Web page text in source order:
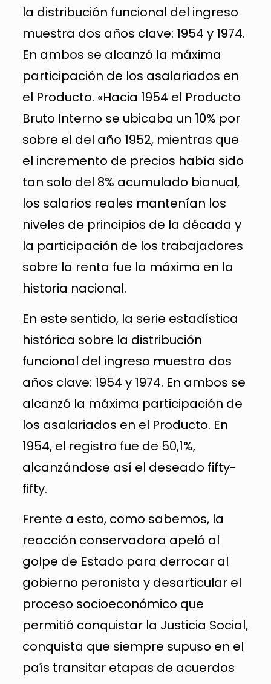
la distribución funcional del ingreso
muestra dos años clave: 1954 y 1974.
En ambos se alcanzó la máxima
participación de los asalariados en
el Producto. «Hacia 1954 el Producto
Bruto Interno se ubicaba un 10% por
sobre el del año 1952, mientras que
el incremento de precios había sido
tan solo del 8% acumulado bianual,
los salarios reales mantenían los
niveles de principios de la década y
la participación de los trabajadores
sobre la renta fue la máxima en la
historia nacional.
En este sentido, la serie estadística
histórica sobre la distribución
funcional del ingreso muestra dos
años clave: 1954 y 1974. En ambos se
alcanzó la máxima participación de
los asalariados en el Producto. En
1954, el registro fue de 50,1%,
alcanzándose así el deseado fifty-
fifty.
Frente a esto, como sabemos, la
reacción conservadora apeló al
golpe de Estado para derrocar al
gobierno peronista y desarticular el
proceso socioeconómico que
permitió conquistar la Justicia Social,
conquista que siempre supuso en el
país transitar etapas de acuerdos